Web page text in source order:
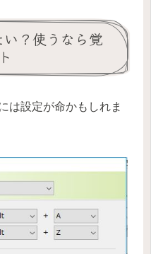
？使うなら覚
は設定が命かもしれま